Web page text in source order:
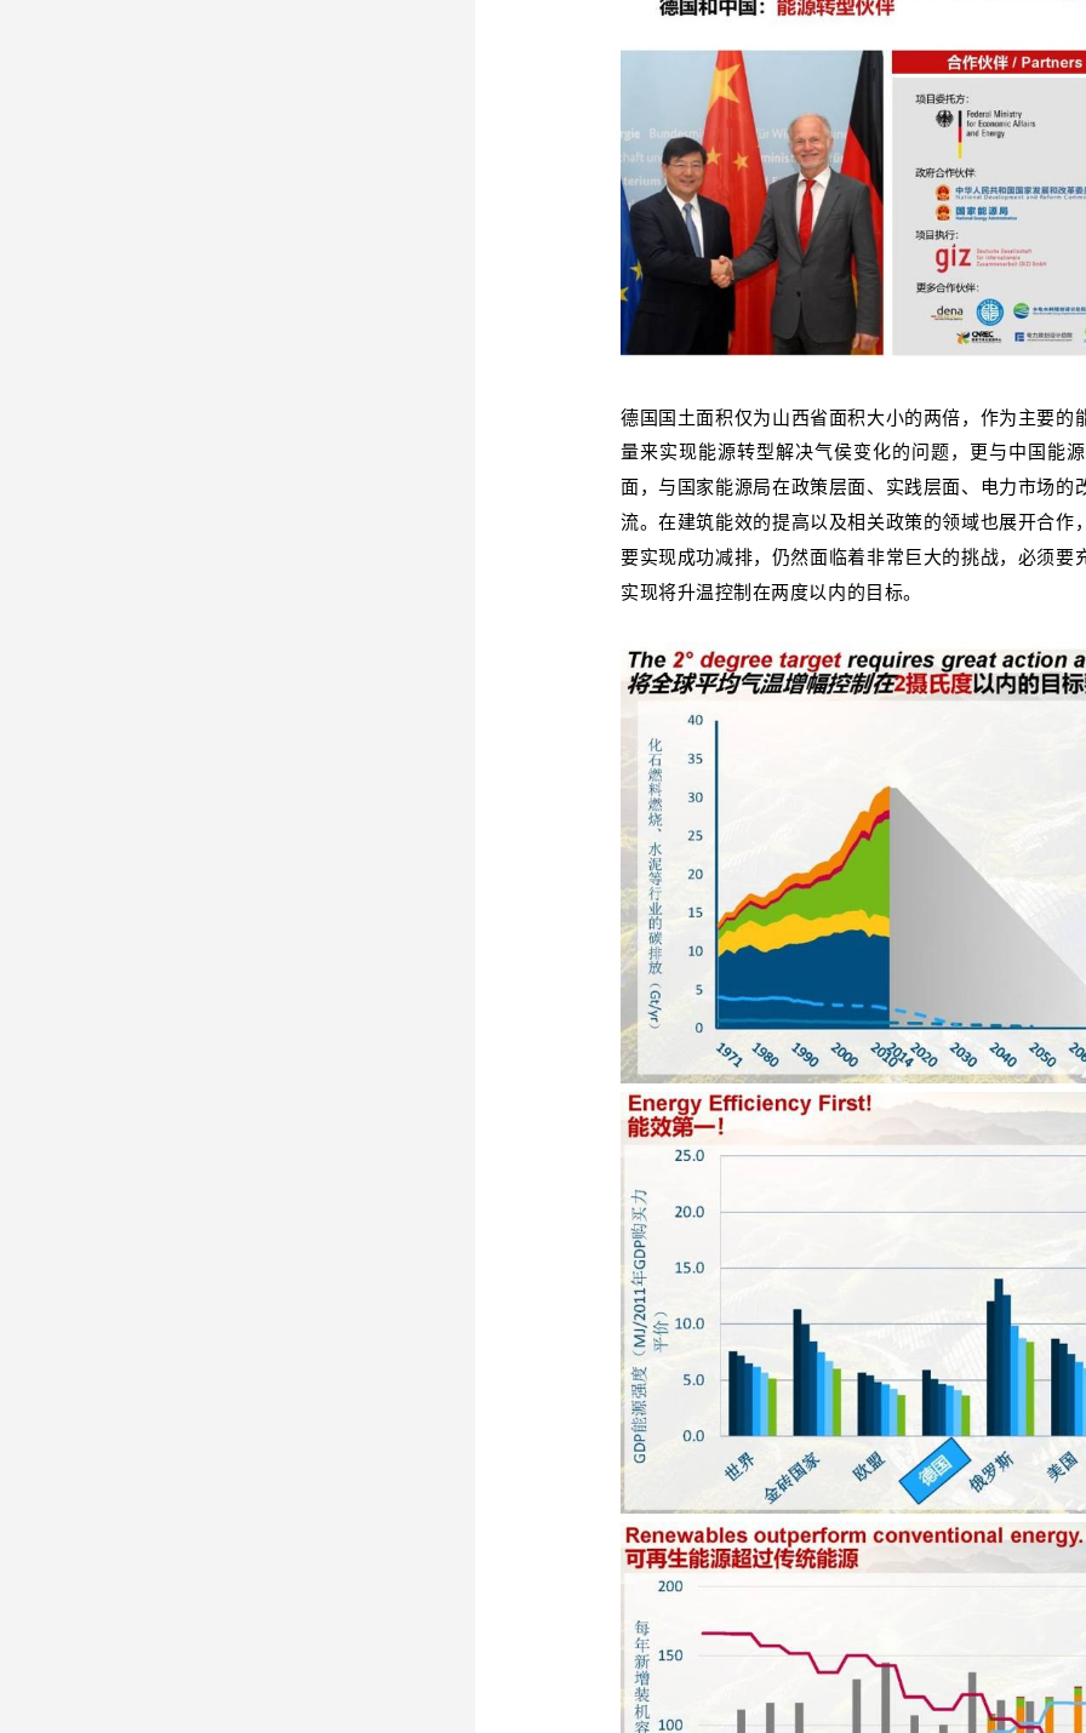
德国国土面积仅为山西省面积大小的两倍，作为主要
量来实现能源转型解决气侯变化的问题，更与中国能
面，与国家能源局在政策层面、实践层面、电力市场的
流。在建筑能效的提高以及相关政策的领域也展开合
要实现成功减排，仍然面临着非常巨大的挑战，必须要
实现将升温控制在两度以内的目标。